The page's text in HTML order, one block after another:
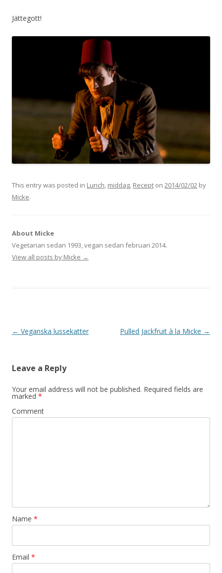
Jättegott!
This entry was posted in Lunch, middag, Recept on 2014/02/02 by
Micke.
About Micke
Vegetarian sedan 1993, vegan sedan februari 2014.
View all posts by Micke →
Post
← Veganska lussekatter Pulled Jackfruit à la Micke →
Leave a Reply
Your email address will not be published. Required fields are
marked *
Comment
Name *
Email *